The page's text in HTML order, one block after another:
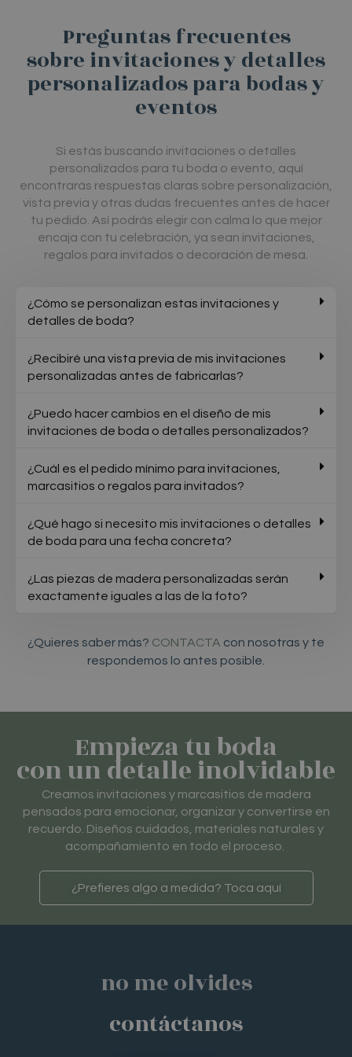
Preguntas frecuentes
sobre invitaciones y detalles
personalizados para bodas y
eventos
Si estás buscando invitaciones o detalles
personalizados para tu boda o evento, aquí
encontrarás respuestas claras sobre personalización,
vista previa y otras dudas frecuentes antes de hacer
tu pedido. Así podrás elegir con calma lo que mejor
encaja con tu celebración, ya sean invitaciones,
regalos para invitados o decoración de mesa.
¿Cómo se personalizan estas invitaciones y
detalles de boda?
¿Recibiré una vista previa de mis invitaciones
personalizadas antes de fabricarlas?
¿Puedo hacer cambios en el diseño de mis
invitaciones de boda o detalles personalizados?
¿Cuál es el pedido mínimo para invitaciones,
marcasitios o regalos para invitados?
¿Qué hago si necesito mis invitaciones o detalles
de boda para una fecha concreta?
¿Las piezas de madera personalizadas serán
exactamente iguales a las de la foto?
¿Quieres saber más? CONTACTA con nosotras y te
respondemos lo antes posible.
Empieza tu boda
con un detalle inolvidable
Creamos invitaciones y marcasitios de madera
pensados para emocionar, organizar y convertirse en
recuerdo. Diseños cuidados, materiales naturales y
acompañamiento en todo el proceso.
¿Prefieres algo a medida? Toca aquí
no me olvides
contáctanos